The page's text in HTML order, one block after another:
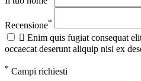
Recensione*
 Enim quis fugiat consequat
occaecat deserunt aliquip nisi ex
* Campi richiesti